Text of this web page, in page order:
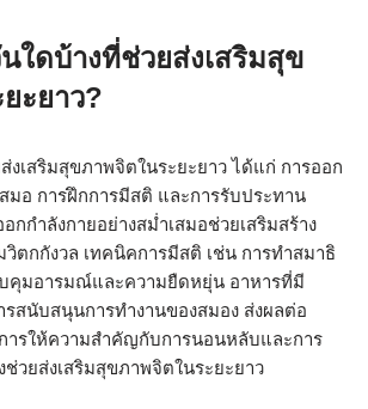
ใดบ้างที่ช่วยส่งเสริมสุข
ะยาว?
งเสริมสุขภาพจิตในระยะยาว ได้แก่ การออก
มอ การฝึกการมีสติ และการรับประทาน
กกำลังกายอย่างสม่ำเสมอช่วยเสริมสร้าง
ตกกังวล เทคนิคการมีสติ เช่น การทำสมาธิ
คุมอารมณ์และความยืดหยุ่น อาหารที่มี
สนับสนุนการทำงานของสมอง ส่งผลต่อ
ารให้ความสำคัญกับการนอนหลับและการ
วยส่งเสริมสุขภาพจิตในระยะยาว